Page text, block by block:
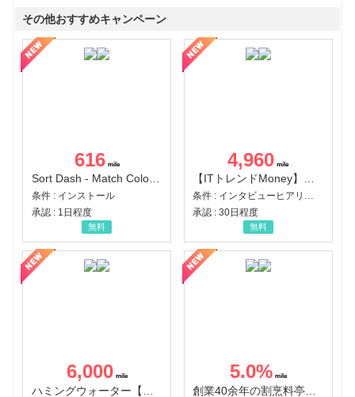
その他おすすめキャンペーン
616
Sort Dash - Match Color Puzzle（チャレンジ11完了）（Android）
条件 : インストール
承認 : 1日程度
無料
4,960
【ITトレンドMoney】相談プロモーション
条件 : インタビューヒアリング完了
承認 : 30日程度
無料
6,000 5.0%